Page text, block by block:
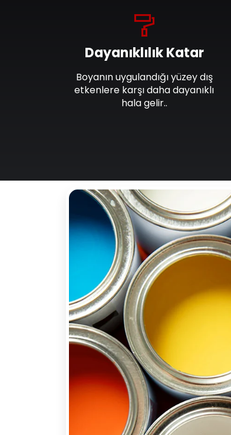
Dayanıklılık Katar
Boyanın uygulandığı yüzey dış
etkenlere karşı daha dayanıklı
hala gelir..